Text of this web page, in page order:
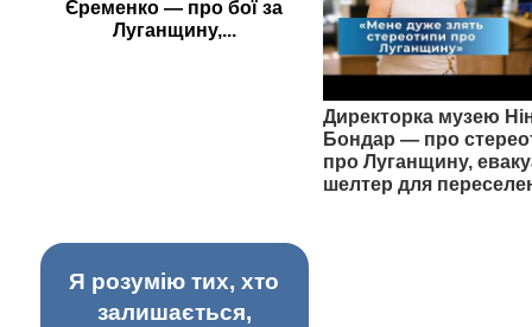
Єременко — про бої за
Луганщину,...
Директорка музею
Бондар — про
про Луганщину,
шелтер для
Я розумію тих, хто
залишається,